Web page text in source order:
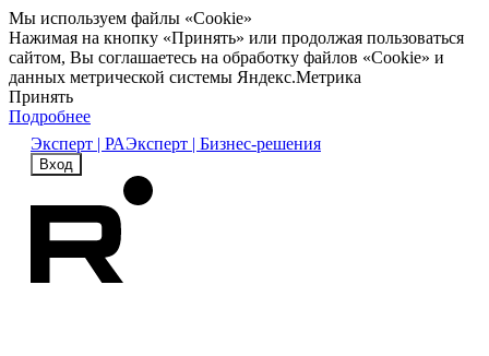
Мы используем файлы «Cookie»
Нажимая на кнопку «Принять» или продолжая пользоваться
сайтом, Вы соглашаетесь на обработку файлов «Cookie» и
данных метрической системы Яндекс.Метрика
Принять
Подробнее
Эксперт | РАЭксперт | Бизнес-решения
Вход